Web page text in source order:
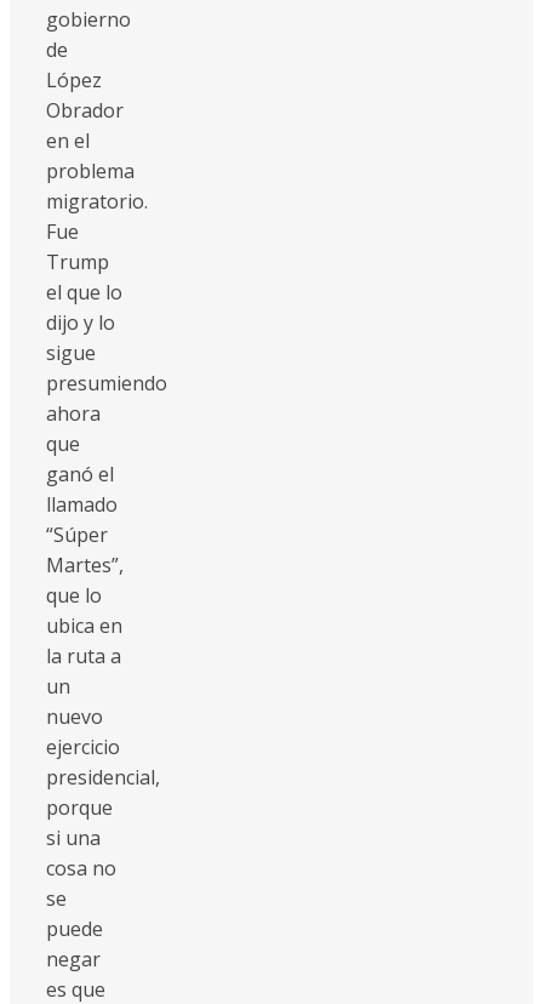
gobierno
de
López
Obrador
en el
problema
migratorio.
Fue
Trump
el que lo
dijo y lo
sigue
presumiendo
ahora
que
ganó el
llamado
“Súper
Martes”,
que lo
ubica en
la ruta a
un
nuevo
ejercicio
presidencial,
porque
si una
cosa no
se
puede
negar
es que